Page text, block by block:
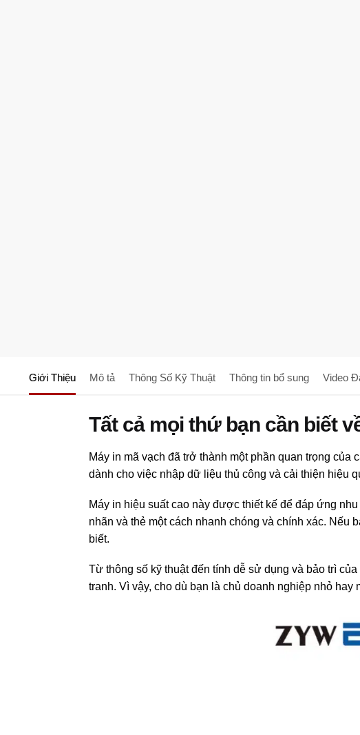
Giới Thiệu Mô tả Thông Số Kỹ Thuật Thông tin bổ sung Video
Tất cả mọi thứ bạn cần biết
Máy in mã vạch đã trở thành một phần quan trọng
dành cho việc nhập dữ liệu thủ công và cải thiện hiệu
Máy in hiệu suất cao này được thiết kế để đáp ứng
nhãn và thẻ một cách nhanh chóng và chính xác. Nếu
biết.
Từ thông số kỹ thuật đến tính dễ sử dụng và bảo trì
tranh. Vì vậy, cho dù bạn là chủ doanh nghiệp nhỏ